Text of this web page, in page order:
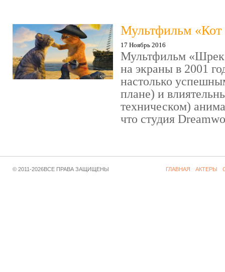
Мультфильм «Кот
17 Ноябрь 2016
Мультфильм
на экраны в 2001
настолько
плане) и
техническом)
что студия
© 2011-2026ВСЕ ПРАВА ЗАЩИЩЕНЫ ГЛАВНАЯ АКТЕРЫ